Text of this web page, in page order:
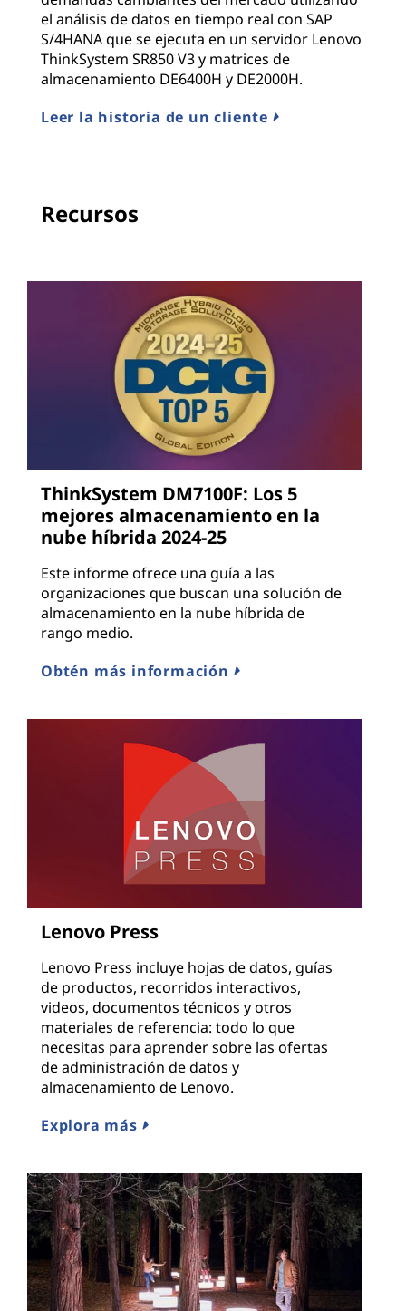
el análisis de datos en tiempo real con SAP
S/4HANA que se ejecuta en un servidor Lenovo
ThinkSystem SR850 V3 y matrices de
almacenamiento DE6400H y DE2000H.
Leer la historia de un cliente
Recursos
ThinkSystem DM7100F: Los 5
mejores almacenamiento en la
nube híbrida 2024-25
Este informe ofrece una guía a las
organizaciones que buscan una solución de
almacenamiento en la nube híbrida de
rango medio.
Obtén más información
Lenovo Press
Lenovo Press incluye hojas de datos, guías
de productos, recorridos interactivos,
videos, documentos técnicos y otros
materiales de referencia: todo lo que
necesitas para aprender sobre las ofertas
de administración de datos y
almacenamiento de Lenovo.
Explora más